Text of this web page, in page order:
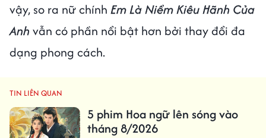
vậy, so ra nữ chính Em Là Niềm Kiêu Hãnh Của
Anh vẫn có phần nổi bật hơn bởi thay đổi đa
dạng phong cách.
TIN LIÊN QUAN
5 phim Hoa ngữ lên sóng vào
tháng 8/2026